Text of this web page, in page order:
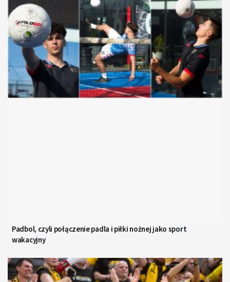
Padbol, czyli połączenie padla i piłki nożnej jako sport
wakacyjny